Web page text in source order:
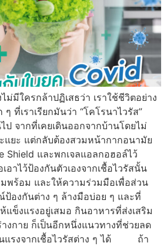
มีใครกล้าปฏิเสธว่า เราใช้ชีวิตอย่าง
ๆ ที่เราเรียกมันว่า “โคโรนาไวรัส”
ป จากที่เคยเดินออกจากบ้านโดยไม่
แยะ แต่กลับต้องสวมหน้ากากอนามัย
Shield และพกเจลแอลกอฮอล์ไว้
อาไว้ป้องกันตัวเองจากเชื้อไวรัสนั้น
ร้อม และให้ความร่วมมือเพื่อส่วน
องกันต่าง ๆ ล้างมือบ่อย ๆ และที่
แข็งแรงอยู่เสมอ กินอาหารที่ส่งเสริม
งกาย ก็เป็นอีกหนึ่งแนวทางที่ช่วยลด
นแรงจากเชื้อไวรัสต่าง ๆ ได้ ถ้า